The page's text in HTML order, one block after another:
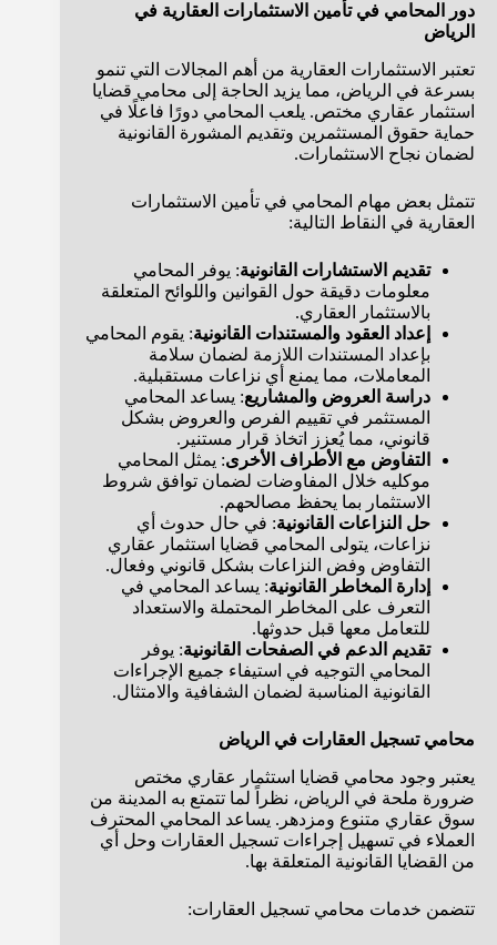
دور المحامي في تأمين الاستثمارات العقارية في
الرياض
تعتبر الاستثمارات العقارية من أهم المجالات التي تنمو
بسرعة في الرياض، مما يزيد الحاجة إلى محامي قضايا
استثمار عقاري مختص. يلعب المحامي دورًا فاعلًا في
حماية حقوق المستثمرين وتقديم المشورة القانونية
لضمان نجاح الاستثمارات.
تتمثل بعض مهام المحامي في تأمين الاستثمارات
العقارية في النقاط التالية:
تقديم الاستشارات القانونية: يوفر المحامي
معلومات دقيقة حول القوانين واللوائح المتعلقة
بالاستثمار العقاري.
إعداد العقود والمستندات القانونية: يقوم المحامي
بإعداد المستندات اللازمة لضمان سلامة
المعاملات، مما يمنع أي نزاعات مستقبلية.
دراسة العروض والمشاريع: يساعد المحامي
المستثمر في تقييم الفرص والعروض بشكل
قانوني، مما يُعزز اتخاذ قرار مستنير.
التفاوض مع الأطراف الأخرى: يمثل المحامي
موكليه خلال المفاوضات لضمان توافق شروط
الاستثمار بما يحفظ مصالحهم.
حل النزاعات القانونية: في حال حدوث أي
نزاعات، يتولى المحامي قضايا استثمار عقاري
التفاوض وفض النزاعات بشكل قانوني وفعال.
إدارة المخاطر القانونية: يساعد المحامي في
التعرف على المخاطر المحتملة والاستعداد
للتعامل معها قبل حدوثها.
تقديم الدعم في الصفحات القانونية: يوفر
المحامي التوجيه في استيفاء جميع الإجراءات
القانونية المناسبة لضمان الشفافية والامتثال.
محامي تسجيل العقارات في الرياض
يعتبر وجود محامي قضايا استثمار عقاري مختص
ضرورة ملحة في الرياض، نظراً لما تتمتع به المدينة من
سوق عقاري متنوع ومزدهر. يساعد المحامي المحترف
العملاء في تسهيل إجراءات تسجيل العقارات وحل أي
من القضايا القانونية المتعلقة بها.
تتضمن خدمات محامي تسجيل العقارات: